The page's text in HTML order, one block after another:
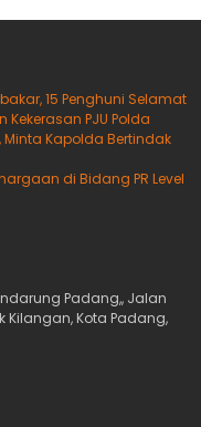
15 Penghuni Selamat
PJU Polda
Kapolda Bertindak
di Bidang PR Level
Padang,, Jalan
Kilangan, Kota Padang,